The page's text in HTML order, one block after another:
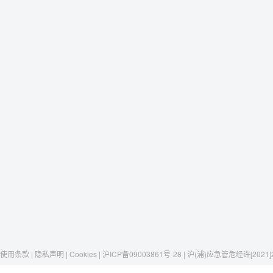
使用条款 | 隐私声明 | Cookies | 沪ICP备09003861号-28 | 沪(浦)应急管危经许